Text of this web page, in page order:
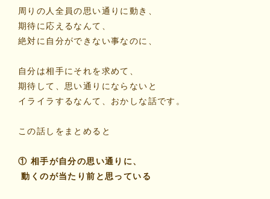
周りの人全員の思い通りに動き、
期待に応えるなんて、
絶対に自分ができない事なのに、
自分は相手にそれを求めて、
期待して、思い通りにならないと
イライラするなんて、おかしな話です。
この話しをまとめると
① 相手が自分の思い通りに、
動くのが当たり前と思っている